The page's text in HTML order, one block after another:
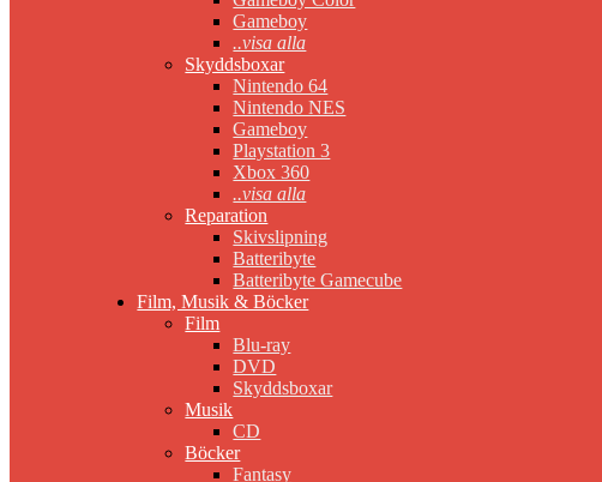
Gameboy
..visa alla
Skyddsboxar
Nintendo 64
Nintendo NES
Gameboy
Playstation 3
Xbox 360
..visa alla
Reparation
Skivslipning
Batteribyte
Batteribyte Gamecube
Film, Musik & Böcker
Film
Blu-ray
DVD
Skyddsboxar
Musik
CD
Böcker
Fantasy